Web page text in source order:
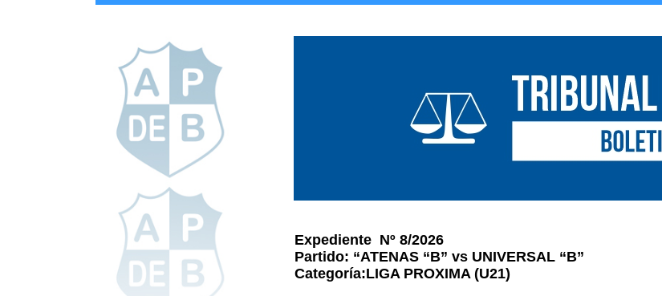
Expediente Nº 8/2026
Partido: “ATENAS “B” vs UNIVERSAL “B”
Categoría:LIGA PROXIMA (U21)